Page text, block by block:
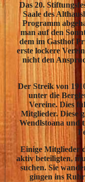
Das 20.
Saale des
Programm
man auf den
dem im Gasthof
erste lockere
nicht den
Der Streik von
unter die
Vereine. Dies
Mitglieder. Diese
Wendlstoana und
Einige Mitglieder
aktiv beteiligten,
suchen. Sie
gingen ins